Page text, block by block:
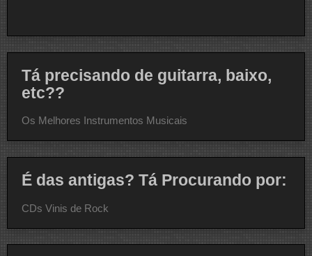
Tá precisando de guitarra, baixo,
etc??
Os Melhores Instrumentos Musicais
É das antigas? Tá Procurando por:
CDs Vinis de Rock